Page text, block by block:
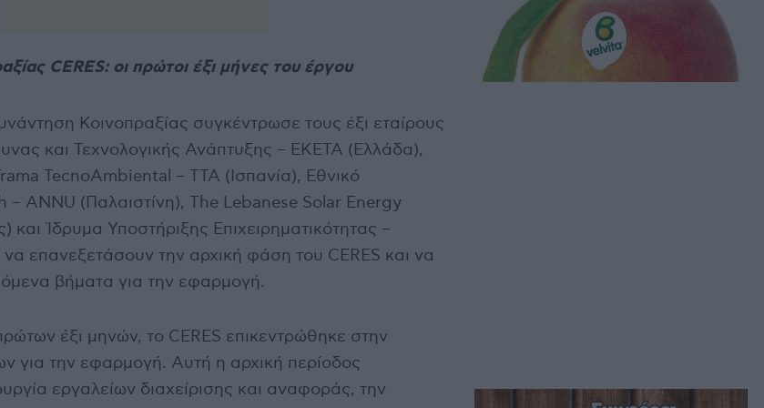
CERES: οι πρώτοι έξι μήνες του έργου
Κοινοπραξίας συγκέντρωσε τους έξι εταίρους
και Τεχνολογικής Ανάπτυξης – ΕΚΕΤΑ (Ελλάδα),
TecnoAmbiental – TTA (Ισπανία), Εθνικό
– ANNU (Παλαιστίνη), The Lebanese Solar Energy
και Ίδρυμα Υποστήριξης Επιχειρηματικότητας –
επανεξετάσουν την αρχική φάση του CERES και να
βήματα για την εφαρμογή.
έξι μηνών, το CERES επικεντρώθηκε στην
για την εφαρμογή. Αυτή η αρχική περίοδος
εργαλείων διαχείρισης και αναφοράς, την